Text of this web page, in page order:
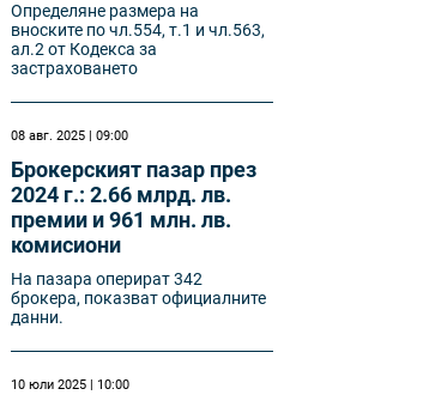
Определяне размера на
вноските по чл.554, т.1 и чл.563,
ал.2 от Кодекса за
застраховането
08 авг. 2025 | 09:00
Брокерският пазар през
2024 г.: 2.66 млрд. лв.
премии и 961 млн. лв.
комисиони
На пазара оперират 342
брокера, показват официалните
данни.
10 юли 2025 | 10:00